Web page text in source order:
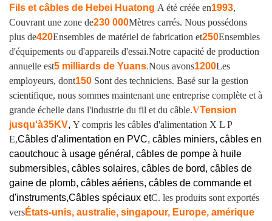
Fils et câbles de Hebei Huatong A été créée en1993,
Couvrant une zone de230 000Mètres carrés. Nous possédons
plus de420Ensembles de matériel de fabrication et250Ensembles
d'équipements ou d'appareils d'essai.Notre capacité de production
annuelle est5 milliards de Yuans.Nous avons1200Les
employeurs, dont150 Sont des techniciens. Basé sur la gestion
scientifique, nous sommes maintenant une entreprise complète et à
grande échelle dans l'industrie du fil et du câble.VTension
jusqu'à35KV, Y compris les câbles d'alimentation X L P
E,Câbles d'alimentation en PVC, câbles miniers, câbles en
caoutchouc à usage général, câbles de pompe à huile
submersibles, câbles solaires, câbles de bord, câbles de
gaine de plomb, câbles aériens, câbles de commande et
d'instruments,Câbles spéciaux etC. les produits sont exportés
versÉtats-unis, australie, singapour, Europe, amérique